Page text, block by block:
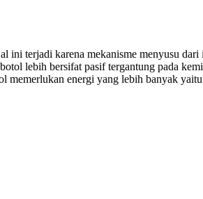
ini terjadi karena mekanisme menyusu dari
lebih bersifat pasif tergantung pada
memerlukan energi yang lebih banyak